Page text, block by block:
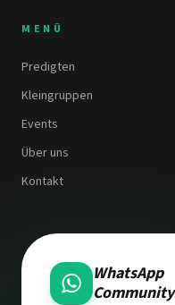
MENÜ
Predigten
Kleingruppen
Events
Über uns
Kontakt
WhatsApp
Community